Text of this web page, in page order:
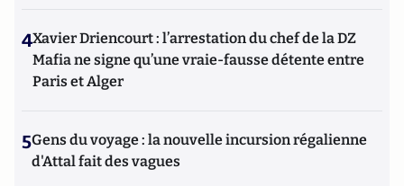
4Xavier Driencourt : l’arrestation du chef de la DZ
Mafia ne signe qu’une vraie-fausse détente entre
Paris et Alger
5Gens du voyage : la nouvelle incursion régalienne
d'Attal fait des vagues